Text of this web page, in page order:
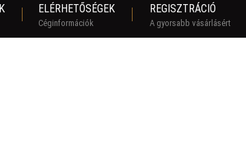
ELÉRHETŐSÉGEK
Céginformációk
REGISZTRÁCIÓ
A gyorsabb vásárlásért